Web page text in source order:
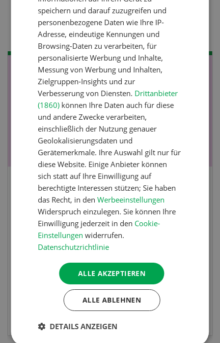
Pflanzenbau
Raufutter aus dem Sack
NOV
19 -
JAN
28
Fachkurs Aquakultur
Sind Sie in der Fischzucht tätig oder
interessieren Sie sich für das Thema? In
diesem Fall ist unser FBA-Weiterbildungskurs
die perfekte Wahl für Sie. Der Abschluss lässt
sich mit einem Praktikum zum fachbezogenen,
berufsunabhängigen Ausweis erweitern.
MEHR ZUR VERANSTALTUNG
speichern und darauf zuzugreifen und
personenbezogene Daten wie Ihre IP-
Adresse, eindeutige Kennungen und
Browsing-Daten zu verarbeiten, für
personalisierte Werbung und Inhalte,
Messung von Werbung und Inhalten,
Zielgruppen-Insights und zur
Verbesserung von Diensten. Drittanbieter
(1860) können Ihre Daten auch für diese
und andere Zwecke verarbeiten,
einschließlich der Nutzung genauer
Geolokalisierungsdaten und
Gerätemerkmale. Ihre Auswahl gilt nur für
diese Website. Einige Anbieter können
sich statt auf Ihre Einwilligung auf
berechtigte Interessen stützen; Sie haben
das Recht, in denWerbeeinstellungen
Widerspruch einzulegen. Sie können Ihre
Einwilligung jederzeit in den Cookie-
Einstellungen widerrufen.
Datenschutzrichtlinie
ALLE AKZEPTIEREN
ALLE ABLEHNEN
DETAILS ANZEIGEN